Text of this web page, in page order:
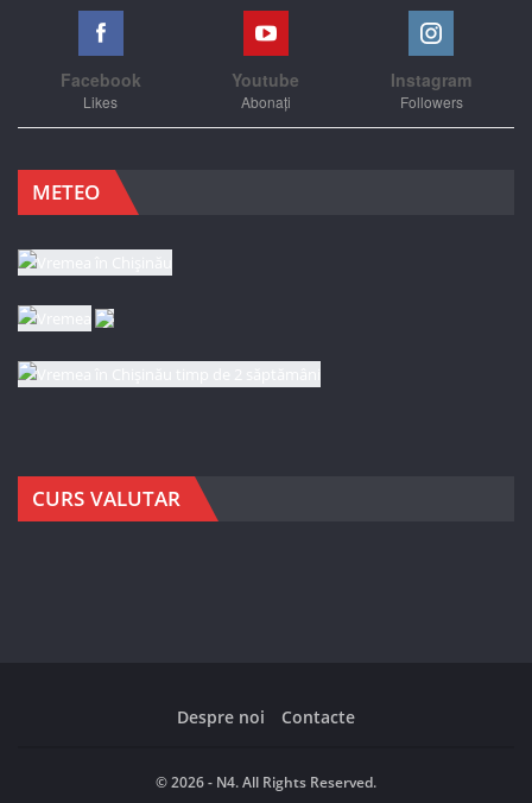
Facebook
Likes
Youtube
Abonați
Instagram
Followers
METEO
CURS VALUTAR
Despre noi Contacte
© 2026 - N4. All Rights Reserved.